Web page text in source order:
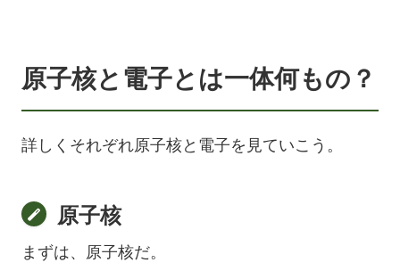
原子核と電子とは一体何もの？
詳しくそれぞれ原子核と電子を見ていこう。
原子核
まずは、原子核だ。